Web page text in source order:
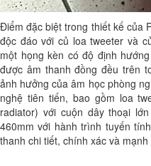
Điểm đặc biệt trong thiết kế của
độc đáo với củ loa tweeter và
một họng kèn có độ định
được âm thanh đồng đều trên
ảnh hưởng của âm học phòng
nghệ tiên tiến, bao gồm loa
radiator) với cuộn dây thoại
460mm với hành trình tuyến
thanh chi tiết, chính xác và mạnh